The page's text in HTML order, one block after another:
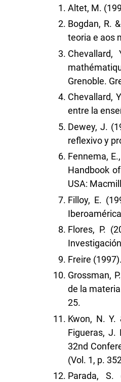
Altet, M.
Bogdan, R.
teoria e aos
Chevallard,
Grenoble.
Chevallard,
entre la
Dewey, J.
reflexivo y
Fennema,
Handbook
USA:
Filloy, E.
Iberoamérica
Flores, P.
Freire
Grossman,
de la
25.
Kwon, N.
Figueras, J.
32nd
(Vol. 1, p.
Parada, S.